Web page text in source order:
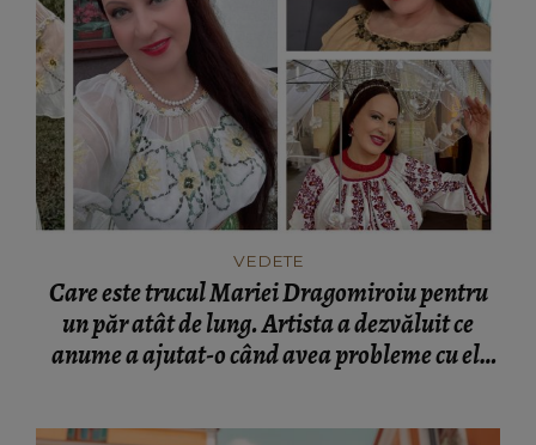
VEDETE
Care este trucul Mariei Dragomiroiu pentru
un păr atât de lung. Artista a dezvăluit ce
anume a ajutat-o când avea probleme cu el: